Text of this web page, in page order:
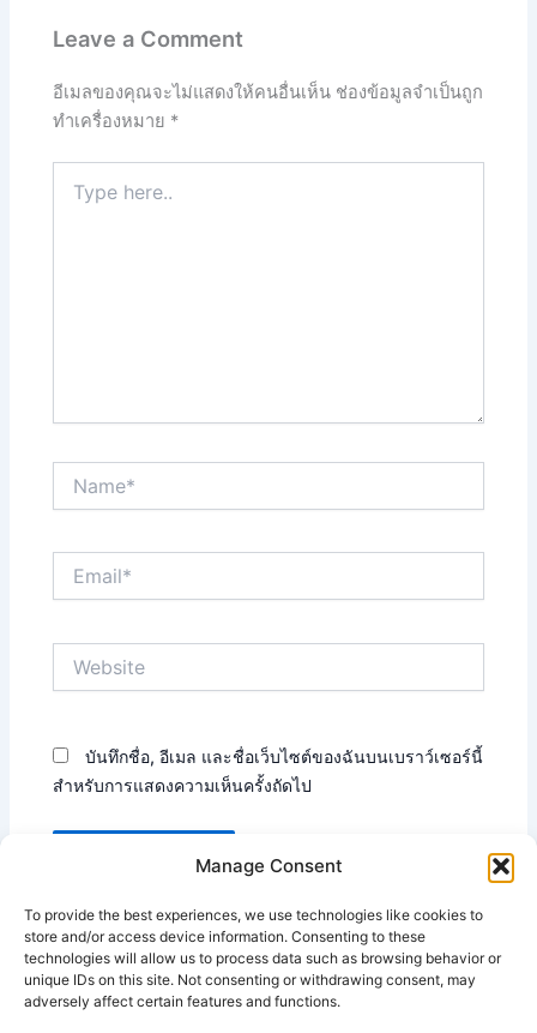
Manage Consent
To provide the best experiences, we use technologies like cookies to
store and/or access device information. Consenting to these
technologies will allow us to process data such as browsing behavior or
unique IDs on this site. Not consenting or withdrawing consent, may
adversely affect certain features and functions.
Leave a Comment
อีเมลของคุณจะไม่แสดงให้คนอื่นเห็น ช่องข้อมูลจำเป็นถูก
ทำเครื่องหมาย *
here..
บันทึกชื่อ, อีเมล และชื่อเว็บไซต์ของฉันบนเบราว์เซอร์นี้
สำหรับการแสดงความเห็นครั้งถัดไป
This site uses Akismet to reduce spam.Learn how your
comment data is processed.